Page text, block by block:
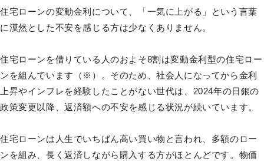
住宅ローンの変動金利について、「一気に上がる」という言葉
に漠然とした不安を感じる方は少なくありません。
住宅ローンを借りている人のおよそ8割は変動金利型の住宅ロー
ンを組んでいます（※）。そのため、社会人になってから金利
上昇やインフレを経験したことがない世代は、2024年の日銀の
政策変更以降、返済額への不安を感じる状況が続いています。
住宅ローンは人生でいちばん高い買い物と言われ、多額のロー
ンを組み、長く返済しながら購入する方がほとんどです。物価